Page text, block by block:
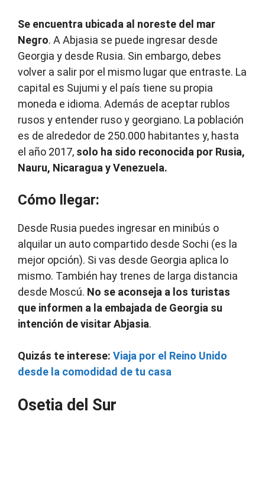
Se encuentra ubicada al noreste del mar
Negro. A Abjasia se puede ingresar desde
Georgia y desde Rusia. Sin embargo, debes
volver a salir por el mismo lugar que entraste. La
capital es Sujumi y el país tiene su propia
moneda e idioma. Además de aceptar rublos
rusos y entender ruso y georgiano. La población
es de alrededor de 250.000 habitantes y, hasta
el año 2017, solo ha sido reconocida por Rusia,
Nauru, Nicaragua y Venezuela.
Cómo llegar:
Desde Rusia puedes ingresar en minibús o
alquilar un auto compartido desde Sochi (es la
mejor opción). Si vas desde Georgia aplica lo
mismo. También hay trenes de larga distancia
desde Moscú. No se aconseja a los turistas
que informen a la embajada de Georgia su
intención de visitar Abjasia.
Quizás te interese: Viaja por el Reino Unido
desde la comodidad de tu casa
Osetia del Sur